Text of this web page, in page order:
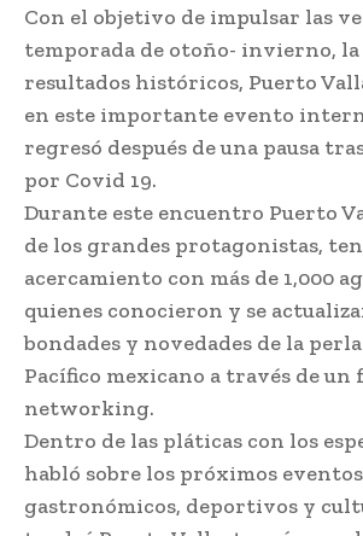
Con el objetivo de impulsar las
temporada de otoño- invierno,
resultados históricos, Puerto
en este importante evento
regresó después de una pausa
por Covid 19.
Durante este encuentro Puerto
de los grandes protagonistas,
acercamiento con más de 1,000
quienes conocieron y se
bondades y novedades de la
Pacífico mexicano a través de un
networking.
Dentro de las pláticas con los
habló sobre los próximos eventos
gastronómicos, deportivos y